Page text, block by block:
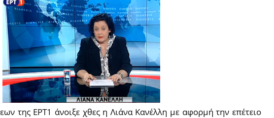
της ΕΡΤ1 άνοιξε χθες η Λιάνα Κανέλλη με αφορμή την επέτειο